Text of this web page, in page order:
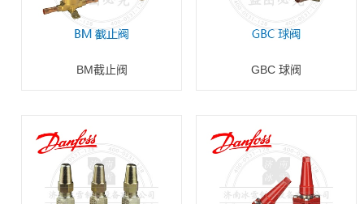
BM截止阀 GBC 球阀